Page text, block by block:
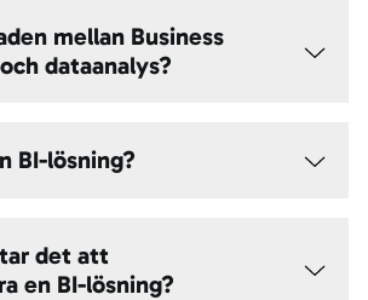
mellan Business
dataanalys?
BI-lösning?
det att
en BI-lösning?